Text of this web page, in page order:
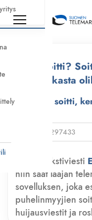
Kuka soitti?
tarkasta
Kuka soitti,
Lähetä tekstiviesti
niin saat laajan
sovelluksen, joka
puhelinmyyjien
huijausviestit ja